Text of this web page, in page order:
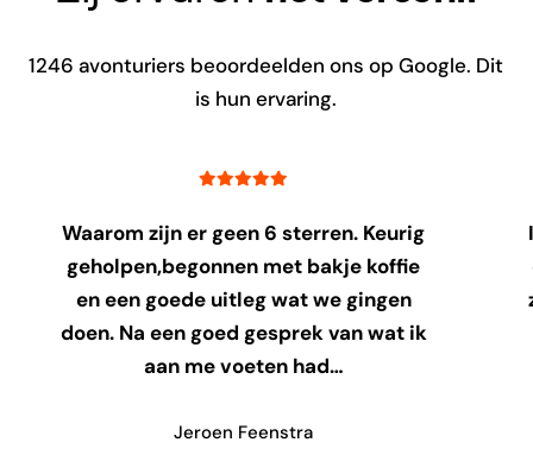
1246 avonturiers beoordeelden ons op Google. Dit
is hun ervaring.
Waarom zijn er geen 6 sterren. Keurig
geholpen,begonnen met bakje koffie
en een goede uitleg wat we gingen
doen. Na een goed gesprek van wat ik
aan me voeten had…
Jeroen Feenstra